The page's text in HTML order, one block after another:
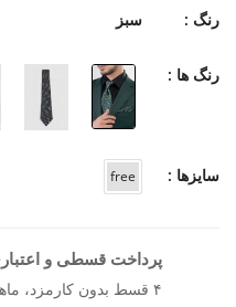
رنگ : سبز
رنگ ها :
سایزها : free
پرداخت قسطی و
۴ قسط بدون کارمزد، ماهانه ۴۵۴٬۳۱۸ تومان